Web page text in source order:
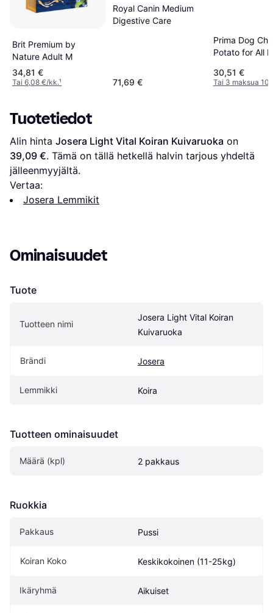
Brit Premium by
Nature Adult M
34,81 €
Tai 6,08 €/kk.¹
Royal Canin Medium
Digestive Care
71,69 €
Prima Dog
Potato for All
30,51 €
Tai 3 maksua
Tuotetiedot
Alin hinta Josera Light Vital Koiran Kuivaruoka
39,09 €. Tämä on tällä hetkellä halvin tarjous yhdeltä
jälleenmyyjältä.
Vertaa:
Josera Lemmikit
Ominaisuudet
Tuote
Tuotteen nimi
Josera Light Vital Koiran
Kuivaruoka
Brändi Josera
Lemmikki Koira
Tuotteen ominaisuudet
Määrä (kpl) 2 pakkaus
Ruokkia
Pakkaus Pussi
Koiran Koko Keskikokoinen (11-25kg)
Ikäryhmä Aikuiset